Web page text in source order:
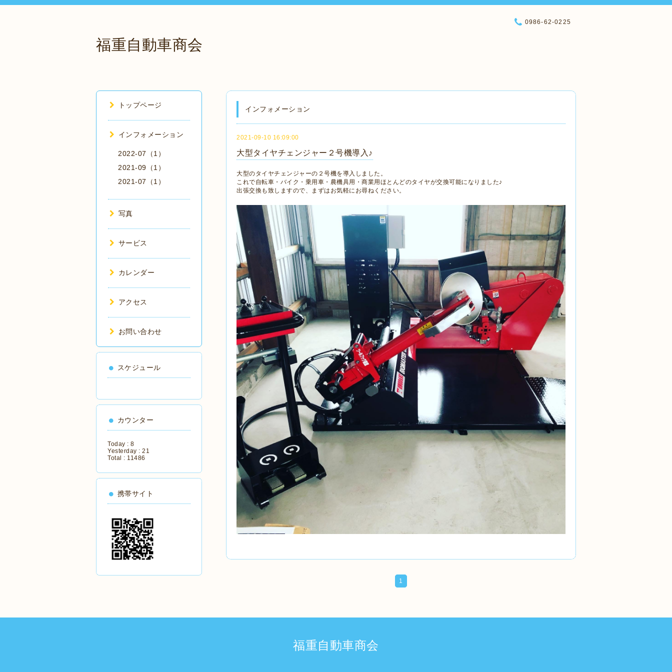
福重自動車商会
0986-62-0225
インフォメーション
2021-09-10 16:09:00
大型タイヤチェンジャー２号機導入♪
大型のタイヤチェンジャーの２号機を導入しました。
これで自転車・バイク・乗用車・農機具用・商業用ほとんどのタイヤが交換可能になりました♪
出張交換も致しますので、まずはお気軽にお尋ねください。
1
トップページ
インフォメーション
2022-07（1）
2021-09（1）
2021-07（1）
写真
サービス
カレンダー
アクセス
お問い合わせ
スケジュール
カウンター
Today : 8
Yesterday : 21
Total : 11486
携帯サイト
福重自動車商会